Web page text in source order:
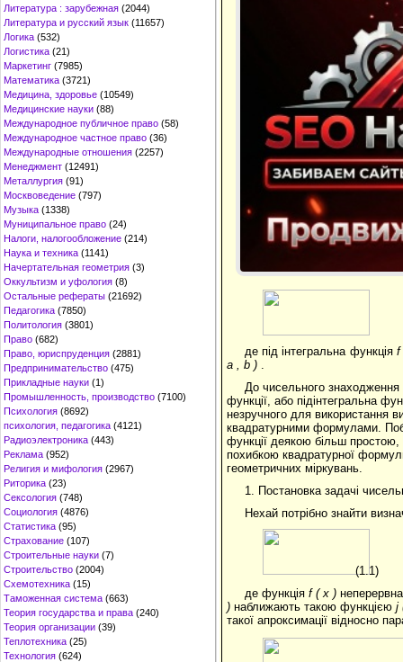
Литература : зарубежная (2044)
Литература и русский язык (11657)
Логика (532)
Логистика (21)
Маркетинг (7985)
Математика (3721)
Медицина, здоровье (10549)
Медицинские науки (88)
Международное публичное право (58)
Международное частное право (36)
Международные отношения (2257)
Менеджмент (12491)
Металлургия (91)
Москвоведение (797)
Музыка (1338)
Муниципальное право (24)
Налоги, налогообложение (214)
Наука и техника (1141)
Начертательная геометрия (3)
Оккультизм и уфология (8)
Остальные рефераты (21692)
Педагогика (7850)
Политология (3801)
Право (682)
Право, юриспруденция (2881)
Предпринимательство (475)
Прикладные науки (1)
Промышленность, производство (7100)
Психология (8692)
психология, педагогика (4121)
Радиоэлектроника (443)
Реклама (952)
Религия и мифология (2967)
Риторика (23)
Сексология (748)
Социология (4876)
Статистика (95)
Страхование (107)
Строительные науки (7)
Строительство (2004)
Схемотехника (15)
Таможенная система (663)
Теория государства и права (240)
Теория организации (39)
Теплотехника (25)
Технология (624)
де під інтегральна функція f
a
b )
До чисельного знаходження
функції, або підінтегральна
незручного для використання
квадратурними формулами.
функції деякою більш простою,
похибкою квадратурної
геометричних міркувань.
1. Постановка задачі
Нехай потрібно знайти
(1.1)
де функція f ( x )
) наближають такою функцією j
такої апроксимації відносно